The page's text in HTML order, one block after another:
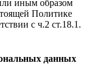
иным образом
Политике
с ч.2 ст.18.1.
данных